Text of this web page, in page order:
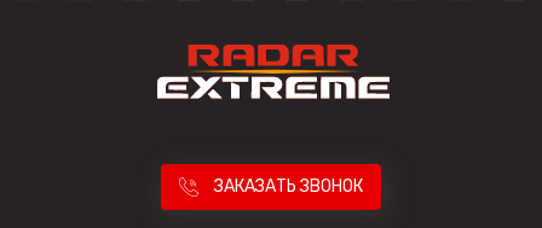
ЗАКАЗАТЬ ЗВОНОК